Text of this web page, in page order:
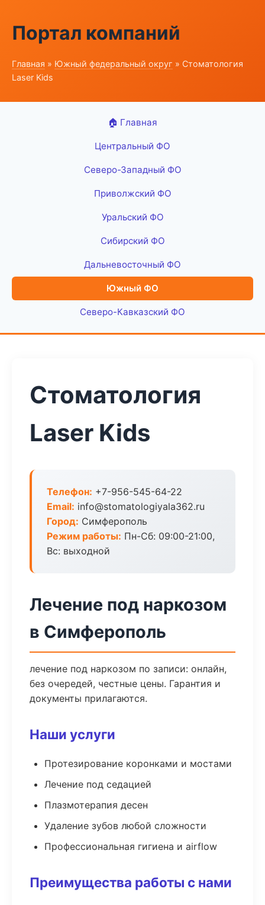
Портал компаний
Главная » Южный федеральный округ » Стоматология
Laser Kids
🏠 Главная
Центральный ФО
Северо-Западный ФО
Приволжский ФО
Уральский ФО
Сибирский ФО
Дальневосточный ФО
Южный ФО
Северо-Кавказский ФО
Стоматология
Laser Kids
Телефон: +7-956-545-64-22
Email: info@stomatologiyala362.ru
Город: Симферополь
Режим работы: Пн-Сб: 09:00-21:00,
Вс: выходной
Лечение под наркозом
в Симферополь
лечение под наркозом по записи: онлайн,
без очередей, честные цены. Гарантия и
документы прилагаются.
Наши услуги
Протезирование коронками и мостами
Лечение под седацией
Плазмотерапия десен
Удаление зубов любой сложности
Профессиональная гигиена и airflow
Преимущества работы с нами